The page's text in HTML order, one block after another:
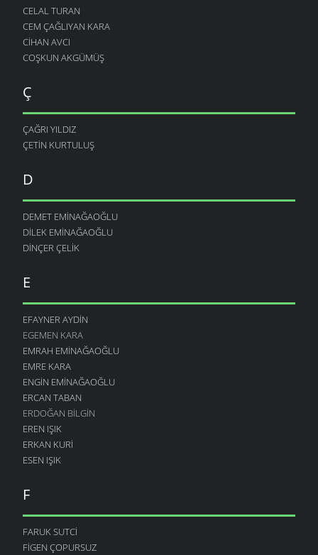
CELAL TURAN
CEM ÇAĞLIYAN KARA
CIHAN AVCI
COŞKUN AKGÜMÜŞ
Ç
ÇAĞRI YILDIZ
ÇETIN KURTULUŞ
D
DEMET EMINAĞAOĞLU
DILEK EMINAĞAOĞLU
DINÇER ÇELIK
E
EFAYNER AYDIN
EGEMEN KARA
EMRAH EMINAĞAOĞLU
EMRE KARA
ENGIN EMINAĞAOĞLU
ERCAN TABAN
ERDOĞAN BILGIN
EREN IŞIK
ERKAN KURI
ESEN IŞIK
F
FARUK SUTCI
FIGEN ÇOPURSUZ